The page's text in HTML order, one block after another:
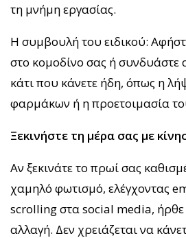
τη μνήμη εργασίας.
Η συμβουλή του ειδικού:
στο κομοδίνο σας ή συνδυάστε
κάτι που κάνετε ήδη, όπως η
φαρμάκων ή η προετοιμασία
Ξεκινήστε τη μέρα σας με
Αν ξεκινάτε το πρωί σας
χαμηλό φωτισμό, ελέγχοντας
scrolling στα social media,
αλλαγή. Δεν χρειάζεται να